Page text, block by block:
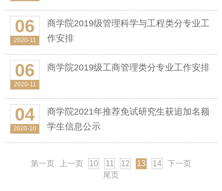
06
2020-11
商学院2019级管理科学与工程类分专业工
作安排
06
2020-11
商学院2019级工商管理类分专业工作安排
04
2020-10
商学院2021年推荐免试研究生获追加名额
学生信息公示
第一页 上一页 10 11 12 13 14
下一页
尾页